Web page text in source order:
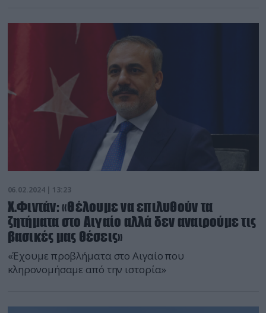
06.02.2024 | 13:23
Χ.Φιντάν: «Θέλουμε να επιλυθούν τα
ζητήματα στο Αιγαίο αλλά δεν αναιρούμε τις
βασικές μας θέσεις»
«Έχουμε προβλήματα στο Αιγαίο που
κληρονομήσαμε από την ιστορία»